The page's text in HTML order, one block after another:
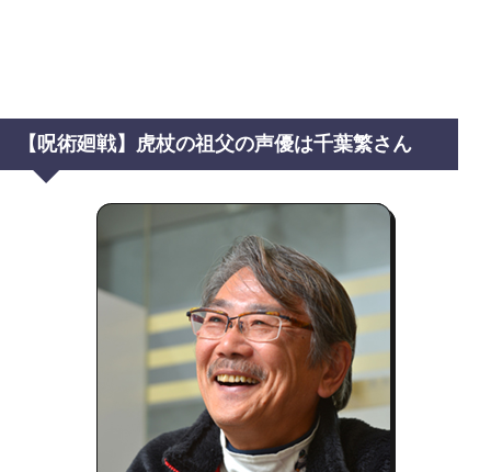
【呪術廻戦】虎杖の祖父の声優は千葉繁さん